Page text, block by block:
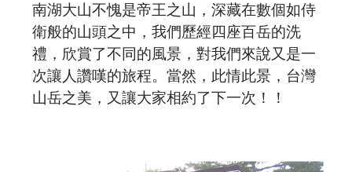
南湖大山不愧是帝王之山，深藏在數個如侍
衛般的山頭之中，我們歷經四座百岳的洗
禮，欣賞了不同的風景，對我們來說又是一
次讓人讚嘆的旅程。當然，此情此景，台灣
山岳之美，又讓大家相約了下一次！！